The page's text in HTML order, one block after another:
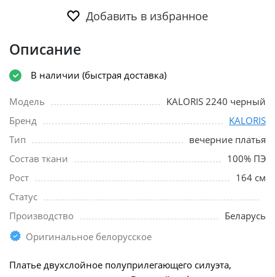
Добавить в избранное
Описание
В наличии (быстрая доставка)
Модель
KALORIS 2240 черный
Бренд
KALORIS
Тип
вечерние платья
Состав ткани
100% ПЭ
Рост
164 см
Статус
Производство
Беларусь
Оригинальное белорусское
Платье двухслойное полуприлегающего силуэта,